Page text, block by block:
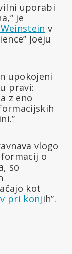
uporabi
je
v
Joeju
upokojeni
pravi:
z eno
vlogo
o
so
kot
pri konjih”.